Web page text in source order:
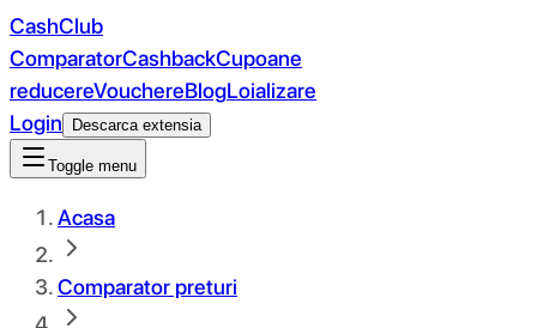
CashClub
ComparatorCashbackCupoane
reducereVouchereBlogLoializare
Login
Descarca extensia
Toggle menu
Acasa
Comparator preturi